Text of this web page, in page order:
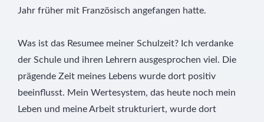
Jahr früher mit Französisch angefangen hatte.
Was ist das Resumee meiner Schulzeit? Ich verdanke
der Schule und ihren Lehrern ausgesprochen viel. Die
prägende Zeit meines Lebens wurde dort positiv
beeinflusst. Mein Wertesystem, das heute noch mein
Leben und meine Arbeit strukturiert, wurde dort